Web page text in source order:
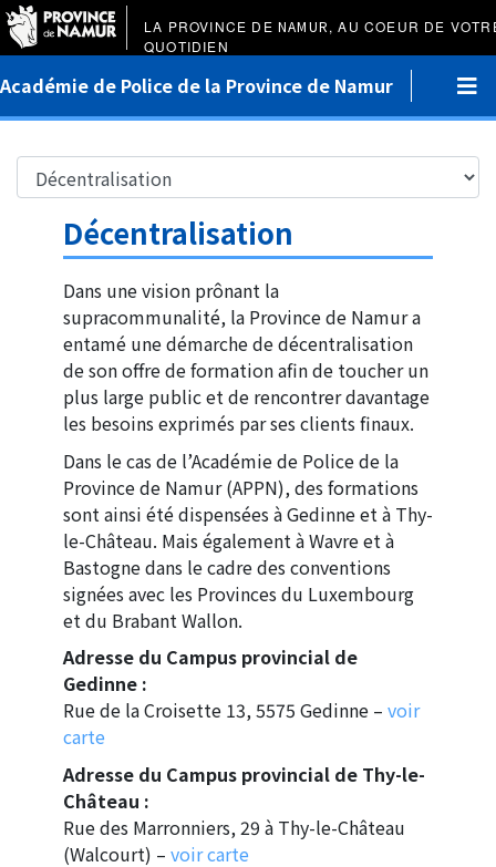
LA PROVINCE DE NAMUR, AU COEUR DE
QUOTIDIEN
Académie de Police de la Province de Namur
Décentralisation
Dans une vision prônant la
supracommunalité, la Province de Namur a
entamé une démarche de décentralisation
de son offre de formation afin de toucher un
plus large public et de rencontrer davantage
les besoins exprimés par ses clients finaux.
Dans le cas de l’Académie de Police de la
Province de Namur (APPN), des formations
sont ainsi été dispensées à Gedinne et à Thy-
le-Château. Mais également à Wavre et à
Bastogne dans le cadre des conventions
signées avec les Provinces du Luxembourg
et du Brabant Wallon.
Adresse du Campus provincial de
Gedinne :
Rue de la Croisette 13, 5575 Gedinne – voir
carte
Adresse du Campus provincial de Thy-le-
Château :
Rue des Marronniers, 29 à Thy-le-Château
(Walcourt) – voir carte